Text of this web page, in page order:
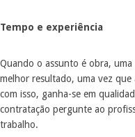
Tempo e experiência
Quando o assunto é obra,
melhor resultado, uma vez
com isso, ganha-se em
contratação pergunte ao
trabalho.